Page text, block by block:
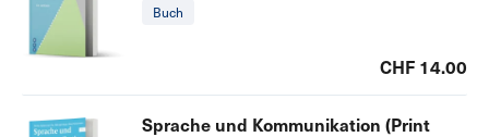
Buch
CHF 14.00
Sprache und Kommunikation (Print